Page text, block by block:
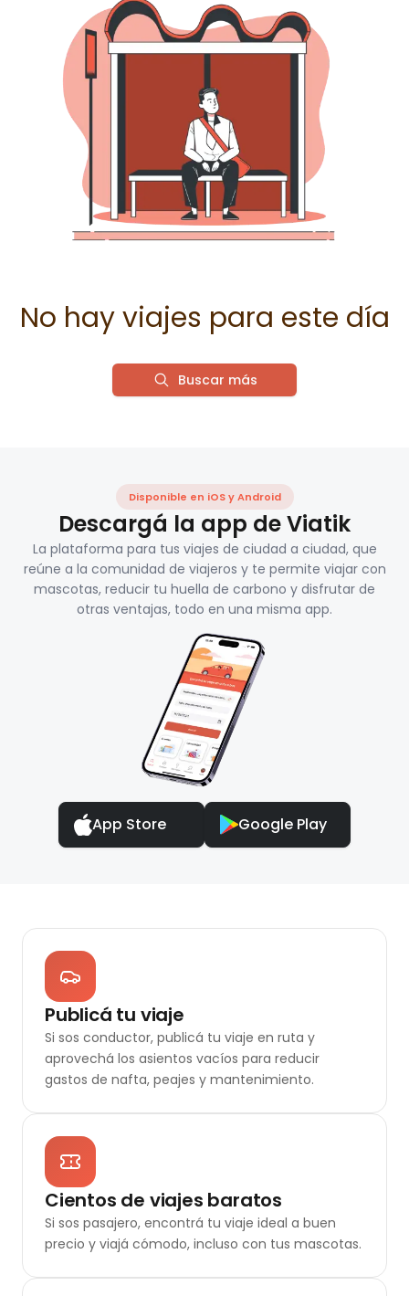
No hay viajes para este día
Buscar más
Disponible en iOS y Android
Descargá la app de Viatik
La plataforma para tus viajes de ciudad a ciudad, que
reúne a la comunidad de viajeros y te permite viajar con
mascotas, reducir tu huella de carbono y disfrutar de
otras ventajas, todo en una misma app.
App Store Google Play
Publicá tu viaje
Si sos conductor, publicá tu viaje en ruta y
aprovechá los asientos vacíos para reducir
gastos de nafta, peajes y mantenimiento.
Cientos de viajes baratos
Si sos pasajero, encontrá tu viaje ideal a buen
precio y viajá cómodo, incluso con tus mascotas.